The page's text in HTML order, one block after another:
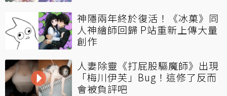
神隱兩年終於復活！《冰菓》同
人神繪師回歸 P站重新上傳大量
創作
人妻除靈《打屁股驅魔師》出現
「梅川伊芙」Bug！這修了反而
會被負評吧